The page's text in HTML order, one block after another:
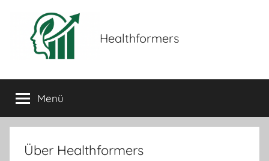
springen
Healthformers
Menü
Über Healthformers